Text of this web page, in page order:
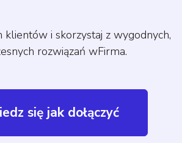
klientów i skorzystaj z wygodnych,
rozwiązań wFirma.
się jak dołączyć